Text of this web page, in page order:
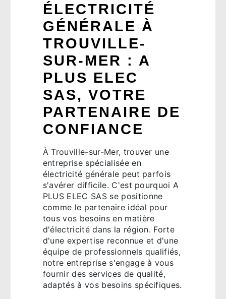
ÉLECTRICITÉ
GÉNÉRALE À
TROUVILLE-
SUR-MER : A
PLUS ELEC
SAS, VOTRE
PARTENAIRE DE
CONFIANCE
À Trouville-sur-Mer, trouver une
entreprise spécialisée en
électricité générale peut parfois
s'avérer difficile. C'est pourquoi A
PLUS ELEC SAS se positionne
comme le partenaire idéal pour
tous vos besoins en matière
d'électricité dans la région. Forte
d'une expertise reconnue et d'une
équipe de professionnels qualifiés,
notre entreprise s'engage à vous
fournir des services de qualité,
adaptés à vos besoins spécifiques.